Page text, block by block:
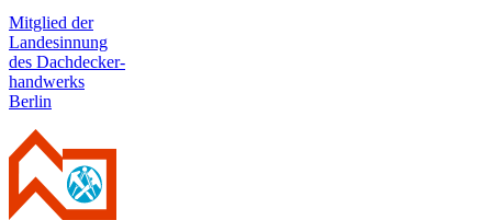
Mitglied der
Landesinnung
des Dachdecker-
handwerks
Berlin